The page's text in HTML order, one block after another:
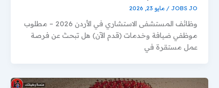
JOBS JO
/مايو 23, 2026
وظائف المستشفى الاستشاري في الأردن 2026 – مطلوب
موظفي ضيافة وخدمات (قدم الآن) هل تبحث عن فرصة
عمل مستقرة في